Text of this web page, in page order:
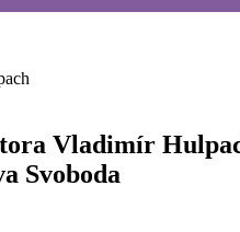
Vladimír
Svoboda